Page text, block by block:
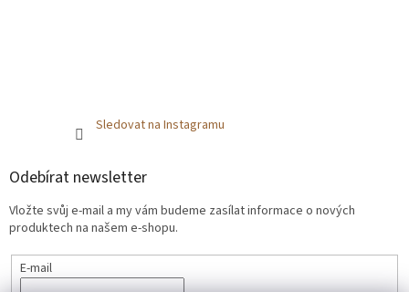
Sledovat na Instagramu
Odebírat newsletter
Vložte svůj e-mail a my vám budeme zasílat informace o nových
produktech na našem e-shopu.
E-mail